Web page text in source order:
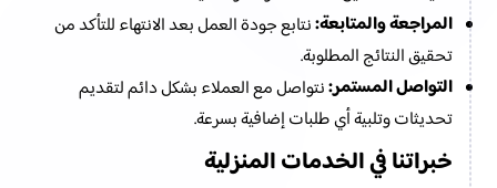
المراجعة والمتابعة:نتابع جودة العمل بعد الانتهاء للتأكد من
تحقيق النتائج المطلوبة.
التواصل المستمر:نتواصل مع العملاء بشكل دائم لتقديم
تحديثات وتلبية أي طلبات إضافية بسرعة.
خبراتنا في الخدمات المنزلية